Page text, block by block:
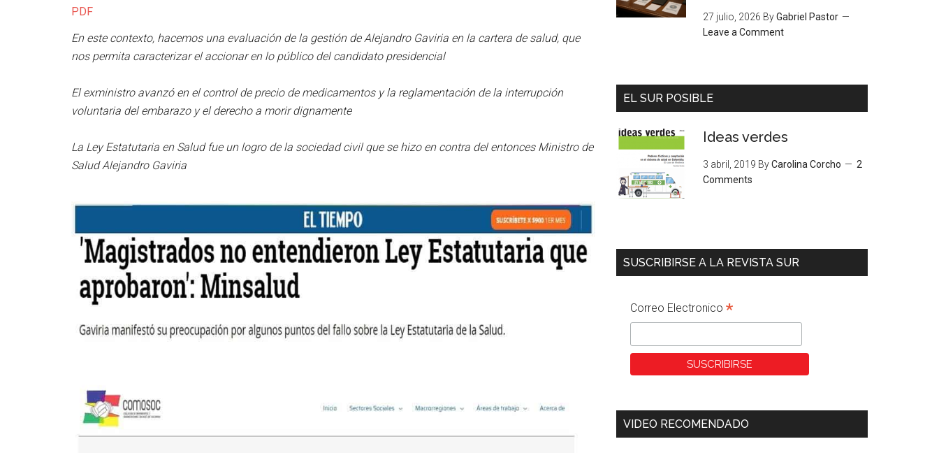
PDF
En este contexto, hacemos una evaluación de la gestión de Alejandro Gaviria en la cartera de salud, que
nos permita caracterizar el accionar en lo público del candidato presidencial
El exministro avanzó en el control de precio de medicamentos y la reglamentación de la interrupción
voluntaria del embarazo y el derecho a morir dignamente
La Ley Estatutaria en Salud fue un logro de la sociedad civil que se hizo en contra del entonces Ministro de
Salud Alejandro Gaviria
27 julio, 2026 ByGabriel Pastor
Leave a Comment
EL SUR POSIBLE
Ideas verdes
3 abril, 2019 ByCarolina Corcho
2
Comments
SUSCRIBIRSE A LA REVISTA SUR
Correo Electronico *
VIDEO RECOMENDADO